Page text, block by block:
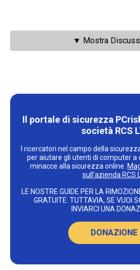
▼ Mostra
Il portale di sicurezza
società RCS
I ricercatori nel campo della
per aiutare gli utenti di computer a
minacce alla sicurezza online.
sull'azienda RCS
LE NOSTRE GUIDE PER LA
GRATUITE. TUTTAVIA, SE VUOI
INVIARCI UNA
DONAZIONE